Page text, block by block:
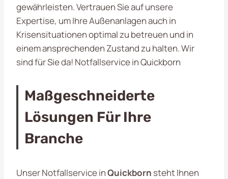
gewährleisten. Vertrauen Sie auf unsere
Expertise, um Ihre Außenanlagen auch in
Krisensituationen optimal zu betreuen und in
einem ansprechenden Zustand zu halten. Wir
sind für Sie da! Notfallservice in Quickborn
Maßgeschneiderte
Lösungen Für Ihre
Branche
Unser Notfallservice inQuickborn steht Ihnen